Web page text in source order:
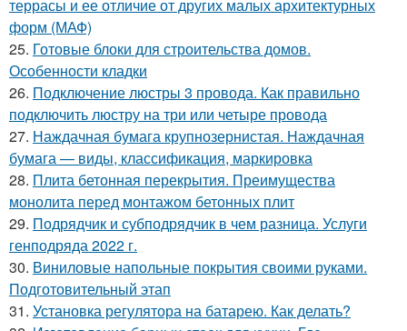
террасы и ее отличие от других малых архитектурных
форм (МАФ)
25. Готовые блоки для строительства домов.
Особенности кладки
26. Подключение люстры 3 провода. Как правильно
подключить люстру на три или четыре провода
27. Наждачная бумага крупнозернистая. Наждачная
бумага — виды, классификация, маркировка
28. Плита бетонная перекрытия. Преимущества
монолита перед монтажом бетонных плит
29. Подрядчик и субподрядчик в чем разница. Услуги
генподряда 2022 г.
30. Виниловые напольные покрытия своими руками.
Подготовительный этап
31. Установка регулятора на батарею. Как делать?